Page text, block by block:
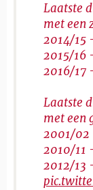
Laatste
met een
2014/15
2015/16
2016/17
Laatste
met een
2001/02
2010/11
2012/13